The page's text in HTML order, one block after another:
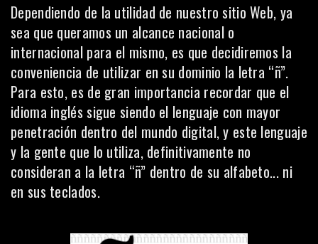
Dependiendo de la utilidad de nuestro sitio Web, ya
sea que queramos un alcance nacional o
internacional para el mismo, es que decidiremos la
conveniencia de utilizar en su dominio la letra “ñ”.
Para esto, es de gran importancia recordar que el
idioma inglés sigue siendo el lenguaje con mayor
penetración dentro del mundo digital, y este lenguaje
y la gente que lo utiliza, definitivamente no
consideran a la letra “ñ” dentro de su alfabeto... ni
en sus teclados.